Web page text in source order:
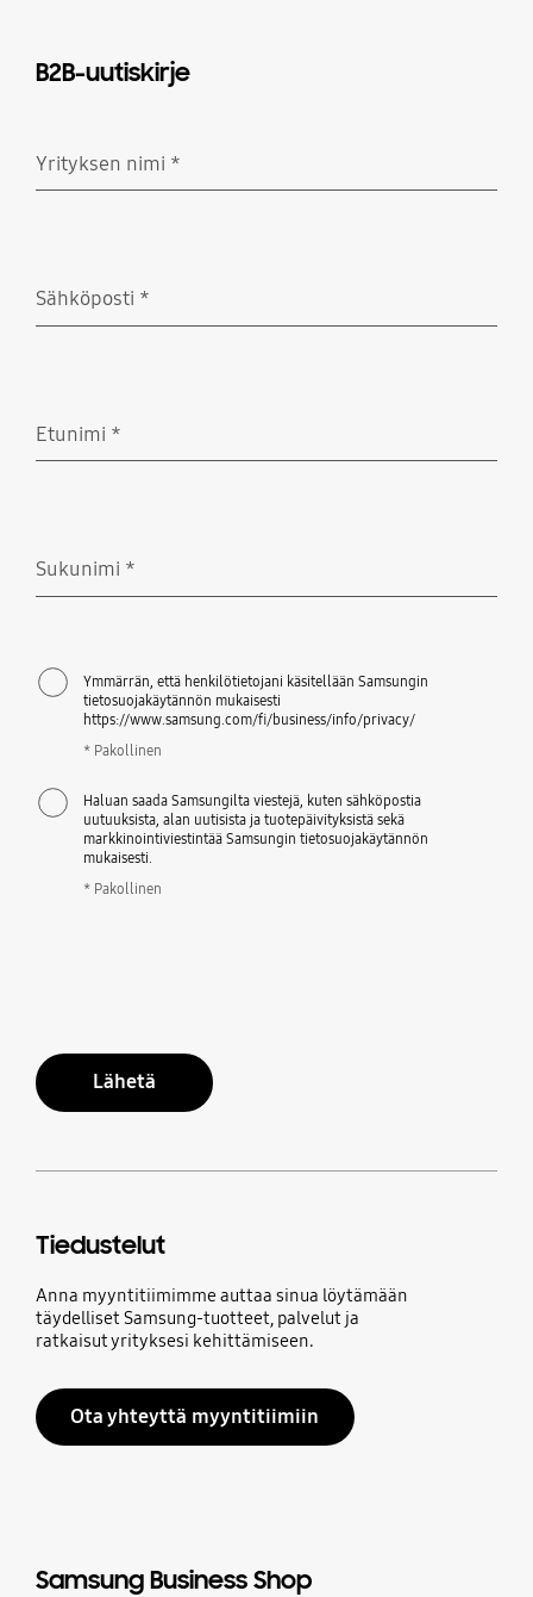
B2B-uutiskirje
Yrityksen nimi *
Sähköposti *
Etunimi *
Sukunimi *
Ymmärrän, että henkilötietojani käsitellään Samsungin
tietosuojakäytännön mukaisesti
https://www.samsung.com/fi/business/info/privacy/
* Pakollinen
Haluan saada Samsungilta viestejä, kuten sähköpostia
uutuuksista, alan uutisista ja tuotepäivityksistä sekä
markkinointiviestintää Samsungin tietosuojakäytännön
mukaisesti.
* Pakollinen
Lähetä
Tiedustelut
Anna myyntitiimimme auttaa sinua löytämään
täydelliset Samsung-tuotteet, palvelut ja
ratkaisut yrityksesi kehittämiseen.
Ota yhteyttä myyntitiimiin
Samsung Business Shop